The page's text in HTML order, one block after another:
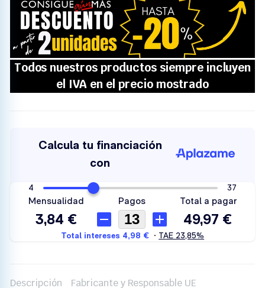
Descripción Fabricante y Responsable UE